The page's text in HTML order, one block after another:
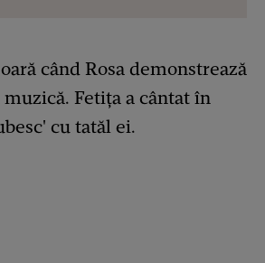
când Rosa demonstrează
Fetița a cântat în
cu tatăl ei.